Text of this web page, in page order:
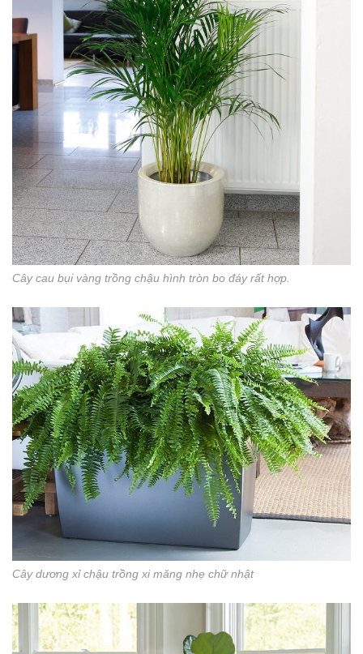
Cây cau bụi vàng trồng chậu hình tròn bo đáy rất hợp.
Cây dương xỉ chậu trồng xi măng nhẹ chữ nhật